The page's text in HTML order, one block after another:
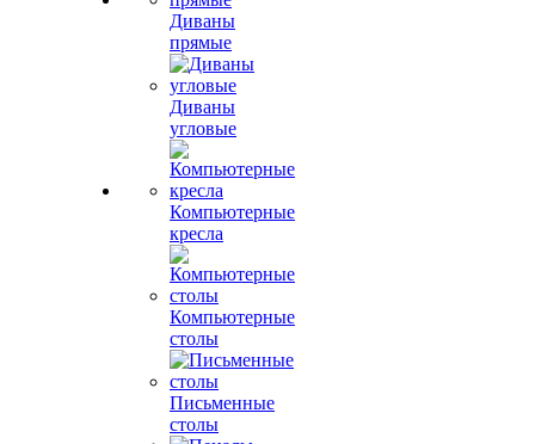
Диваны
прямые
Диваны
угловые
Компьютерные
кресла
Компьютерные
столы
Письменные
столы